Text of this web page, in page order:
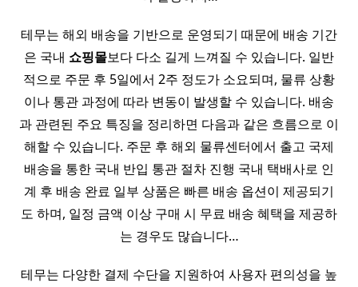
테무는 해외 배송을 기반으로 운영되기 때문에 배송 기간
은 국내 쇼핑몰보다 다소 길게 느껴질 수 있습니다. 일반
적으로 주문 후 5일에서 2주 정도가 소요되며, 물류 상황
이나 통관 과정에 따라 변동이 발생할 수 있습니다. 배송
과 관련된 주요 특징을 정리하면 다음과 같은 흐름으로 이
해할 수 있습니다. 주문 후 해외 물류센터에서 출고 국제
배송을 통한 국내 반입 통관 절차 진행 국내 택배사로 인
계 후 배송 완료 일부 상품은 빠른 배송 옵션이 제공되기
도 하며, 일정 금액 이상 구매 시 무료 배송 혜택을 제공하
는 경우도 많습니다…
테무는 다양한 결제 수단을 지원하여 사용자 편의성을 높